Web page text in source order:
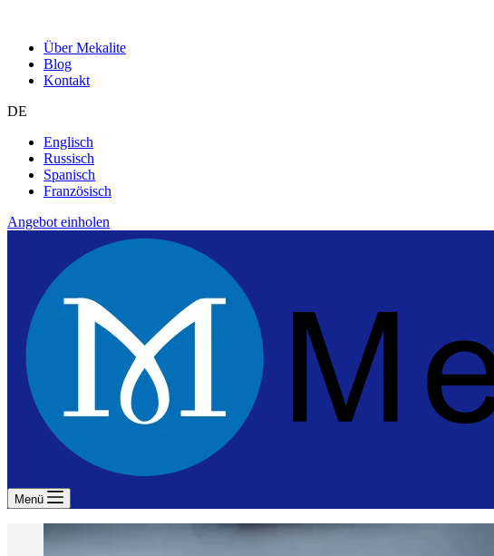
Über Mekalite
Blog
Kontakt
DE
Englisch
Russisch
Spanisch
Französisch
Angebot einholen
Menü